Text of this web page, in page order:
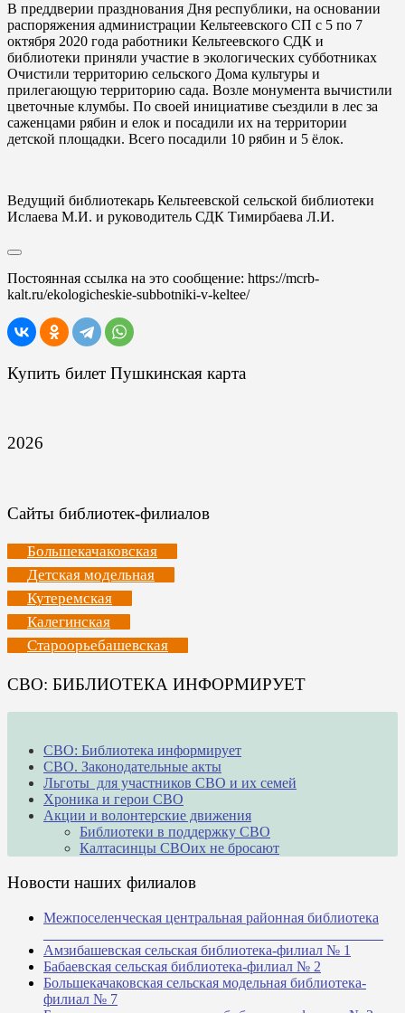
В преддверии празднования Дня республики, на основании
распоряжения администрации Кельтеевского СП с 5 по 7
октября 2020 года работники Кельтеевского СДК и
библиотеки приняли участие в экологических субботниках
Очистили территорию сельского Дома культуры и
прилегающую территорию сада. Возле монумента вычистили
цветочные клумбы. По своей инициативе съездили в лес за
саженцами рябин и елок и посадили их на территории
детской площадки. Всего посадили 10 рябин и 5 ёлок.
Ведущий библиотекарь Кельтеевской сельской библиотеки
Ислаева М.И. и руководитель СДК Тимирбаева Л.И.
Постоянная ссылка на это сообщение: https://mcrb-
kalt.ru/ekologicheskie-subbotniki-v-keltee/
Купить билет Пушкинская карта
2026
Сайты библиотек-филиалов
Большекачаковская
Детская модельная
Кутеремская
Калегинская
Староорьебашевская
СВО: БИБЛИОТЕКА ИНФОРМИРУЕТ
СВО: Библиотека информирует
СВО. Законодательные акты
Льготы для участников СВО и их семей
Хроника и герои СВО
Акции и волонтерские движения
Библиотеки в поддержку СВО
Калтасинцы СВОих не бросают
Новости наших филиалов
Межпоселенческая центральная районная библиотека
Амзибашевская сельская библиотека-филиал № 1
Бабаевская сельская библиотека-филиал № 2
Большекачаковская сельская модельная библиотека-
филиал № 7